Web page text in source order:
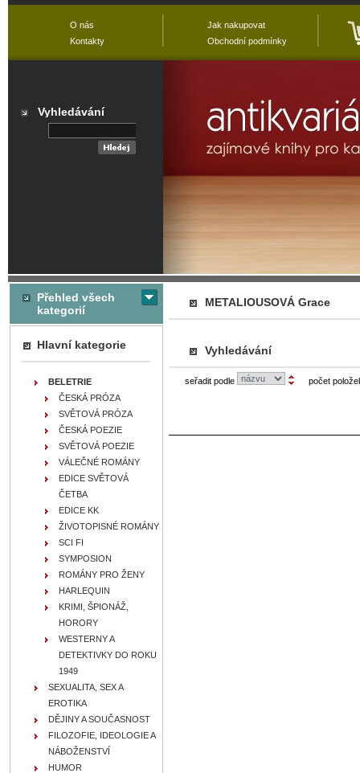
METALIOUSOVÁ Grace
Vyhledávání
seřadit podle počet
Přehled všech
kategorií
Hlavní kategorie
BELETRIE
ČESKÁ PRÓZA
SVĚTOVÁ PRÓZA
ČESKÁ POEZIE
SVĚTOVÁ POEZIE
VÁLEČNÉ ROMÁNY
EDICE SVĚTOVÁ
ČETBA
EDICE KK
ŽIVOTOPISNÉ ROMÁNY
SCI FI
SYMPOSION
ROMÁNY PRO ŽENY
HARLEQUIN
KRIMI, ŠPIONÁŽ,
HORORY
WESTERNY A
DETEKTIVKY DO ROKU
1949
SEXUALITA, SEX A
EROTIKA
DĚJINY A SOUČASNOST
FILOZOFIE, IDEOLOGIE A
NÁBOŽENSTVÍ
HUMOR
O nás
Kontakty
Jak nakupovat
Obchodní podmínky
Vyhledávání